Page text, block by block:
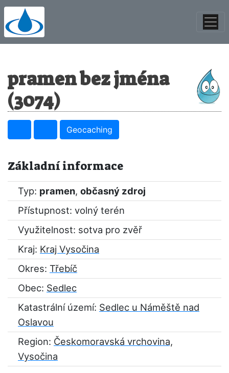
pramen bez jména
(3074)
Geocaching
Základní informace
Typ: pramen, občasný zdroj
Přístupnost: volný terén
Využitelnost: sotva pro zvěř
Kraj: Kraj Vysočina
Okres: Třebíč
Obec: Sedlec
Katastrální území: Sedlec u Náměště nad
Oslavou
Region: Českomoravská vrchovina,
Vysočina